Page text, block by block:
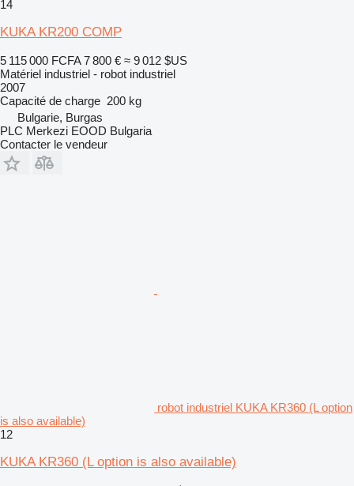
14
KUKA KR200 COMP
5 115 000 FCFA 7 800 € ≈ 9 012 $US
Matériel industriel - robot industriel
2007
Capacité de charge 200 kg
Bulgarie, Burgas
PLC Merkezi EOOD Bulgaria
Contacter le vendeur
robot industriel KUKA KR360 (L option
is also available)
12
KUKA KR360 (L option is also available)